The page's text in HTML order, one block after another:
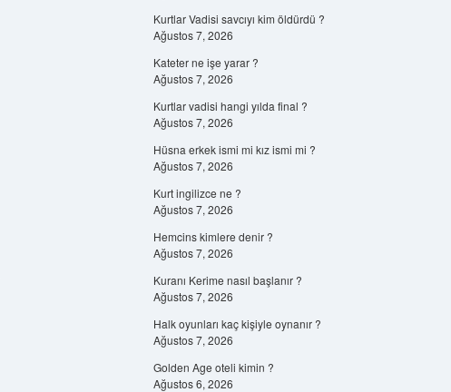
Kurtlar Vadisi savcıyı kim öldürdü ?
Ağustos 7, 2026
Kateter ne işe yarar ?
Ağustos 7, 2026
Kurtlar vadisi hangi yılda final ?
Ağustos 7, 2026
Hüsna erkek ismi mi kız ismi mi ?
Ağustos 7, 2026
Kurt ingilizce ne ?
Ağustos 7, 2026
Hemcins kimlere denir ?
Ağustos 7, 2026
Kuranı Kerime nasıl başlanır ?
Ağustos 7, 2026
Halk oyunları kaç kişiyle oynanır ?
Ağustos 7, 2026
Golden Age oteli kimin ?
Ağustos 6, 2026